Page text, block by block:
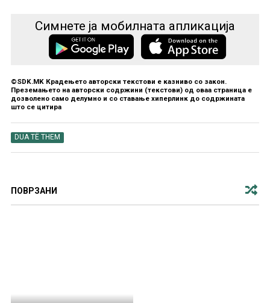
Симнете ја мобилната апликација
©SDK.MK Крадењето авторски текстови е казниво со закон.
Преземањето на авторски содржини (текстови) од оваа страница е
дозволено само делумно и со ставање хиперлинк до содржината
што се цитира
DUA TË THEM
ПОВРЗАНИ